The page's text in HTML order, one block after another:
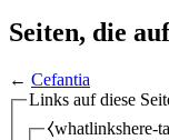
Seiten, die
← Cefantia
Links auf diese
⧼whatlinkshere-